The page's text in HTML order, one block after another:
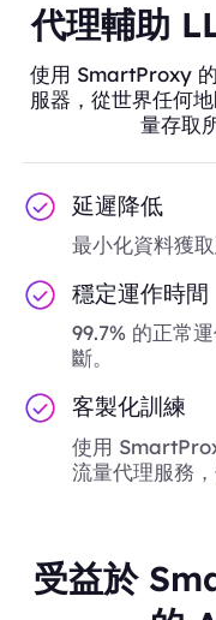
代理輔助
使用 SmartProxy
服器，從世界任何
量存取
延遲降低
最小化資料獲
穩定運作時間
99.7% 的正常
斷。
客製化訓練
使用
流量代理服務
受益於